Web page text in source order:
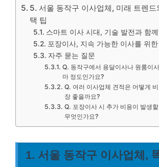
5. 서울 동작구 이사업체, 미래 트렌드
택 팁
스마트 이사 시대, 기술 발전과 함
포장이사, 지속 가능한 이사를 위한
자주 묻는 질문
Q. 동작구에서 용달이사나 원룸이
마 정도인가요?
Q. 여러 이사업체 견적은 어떻게
장 좋을까요?
Q. 포장이사 시 추가 비용이 발생
무엇인가요?
1. 서울 동작구 이사업체,